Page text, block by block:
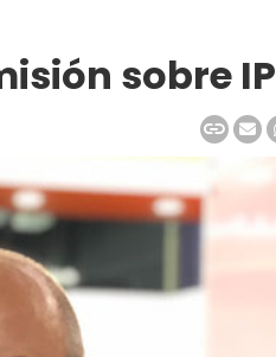
sobre IP